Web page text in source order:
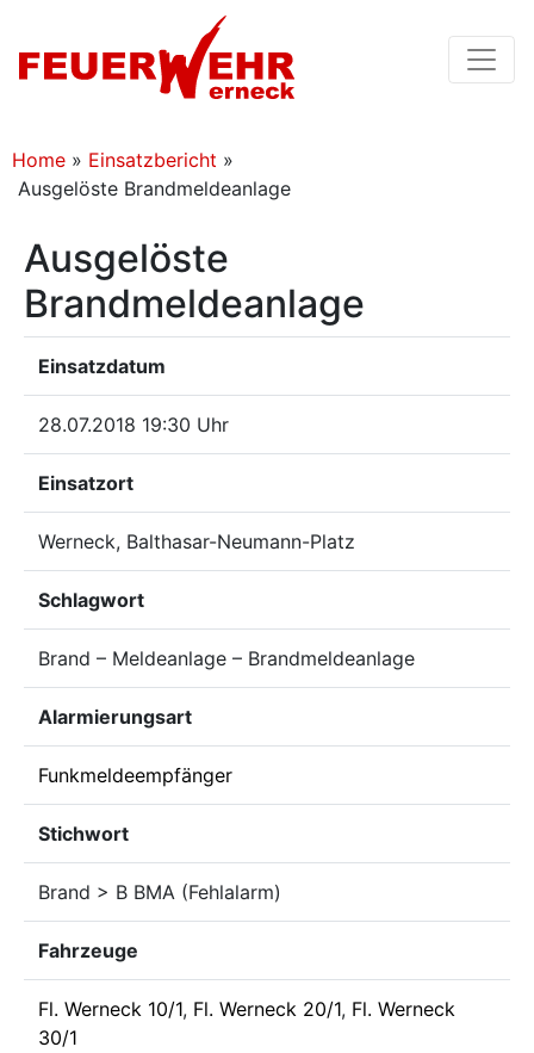
Home » Einsatzbericht »
Ausgelöste Brandmeldeanlage
Ausgelöste
Brandmeldeanlage
Einsatzdatum
28.07.2018 19:30 Uhr
Einsatzort
Werneck, Balthasar-Neumann-Platz
Schlagwort
Brand – Meldeanlage – Brandmeldeanlage
Alarmierungsart
Funkmeldeempfänger
Stichwort
Brand > B BMA (Fehlalarm)
Fahrzeuge
Fl. Werneck 10/1, Fl. Werneck 20/1, Fl. Werneck
30/1